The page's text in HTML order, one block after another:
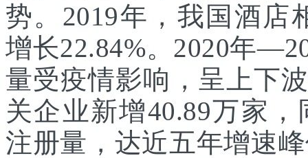
势。2019年，我国酒店
增长22.84%。2020年
量受疫情影响，呈上下
关企业新增40.89万家
注册量，达近五年增速